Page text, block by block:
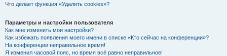
Что делает функция «Удалить cookies»?
Параметры и настройки пользователя
Как мне изменить мои настройки?
Как избежать появления моего имени в списке «Кто сейчас на конференции»?
На конференции неправильное время!
Я изменил часовой пояс, но время всё равно неправильное!